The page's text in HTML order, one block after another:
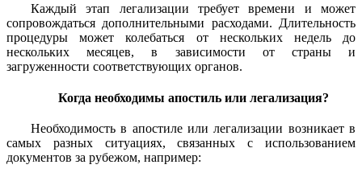
Каждый этап легализации требует времени и может
сопровождаться дополнительными расходами. Длительность
процедуры может колебаться от нескольких недель до
нескольких месяцев, в зависимости от страны и
загруженности соответствующих органов.
Когда необходимы апостиль или легализация?
Необходимость в апостиле или легализации возникает в
самых разных ситуациях, связанных с использованием
документов за рубежом, например: